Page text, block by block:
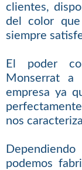
clientes,
del color
siempre
El poder
Monserrat
empresa ya
nos
podemos